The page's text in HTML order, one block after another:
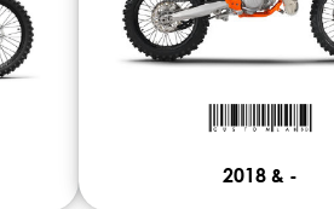
2018 & -